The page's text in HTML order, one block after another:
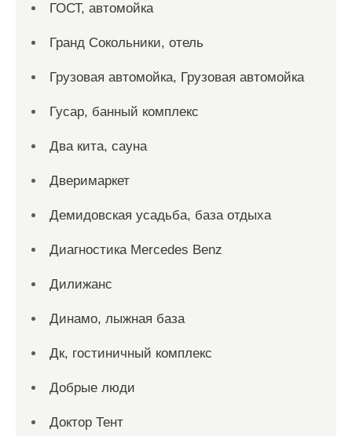
ГОСТ, автомойка
Гранд Сокольники, отель
Грузовая автомойка, Грузовая автомойка
Гусар, банный комплекс
Два кита, сауна
Дверимаркет
Демидовская усадьба, база отдыха
Диагностика Mercedes Benz
Дилижанс
Динамо, лыжная база
Дк, гостиничный комплекс
Добрые люди
Доктор Тент